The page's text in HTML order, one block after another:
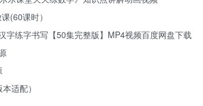
(60课时）
字练字书写【50集完整版】MP4视频百度网盘下载
适配）